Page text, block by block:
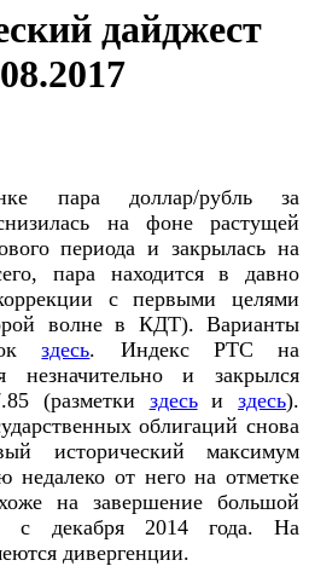
дайджест
пара доллар/рубль за
на фоне растущей
периода и закрылась на
пара находится в давно
с первыми целями
волне в КДТ). Варианты
здесь. Индекс РТС на
незначительно и закрылся
(разметки здесьиздесь).
облигаций снова
исторический максимум
недалеко от него на отметке
на завершение большой
с декабря 2014 года. На
дивергенции.